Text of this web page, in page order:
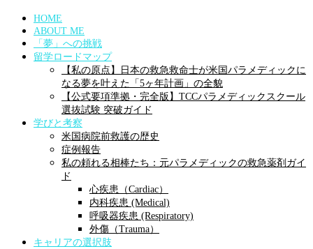
HOME
ABOUT ME
「夢」への挑戦
留学ロードマップ
【私の原点】日本の救急救命士が米国パラメディックに
なる夢を叶えた「5ヶ年計画」の全貌
【公式要項準拠・完全版】TCCパラメディックスクール
選抜試験 突破ガイド
学びと考察
米国病院前救護の歴史
症例報告
私の頼れる相棒たち：元パラメディックの救急薬剤ガイ
ド
心疾患（Cardiac）
内科疾患 (Medical)
呼吸器疾患 (Respiratory)
外傷（Trauma）
キャリアの選択肢